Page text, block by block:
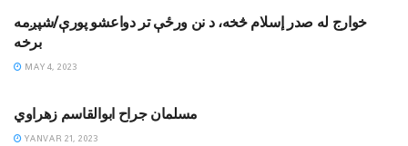
خوارج له صدر إسلام څخه، د نن ورځې تر دواعشو پورې/شپږمه
برخه
MAY 4, 2023
مسلمان جراح ابوالقاسم زهراوي
YANVAR 21, 2023